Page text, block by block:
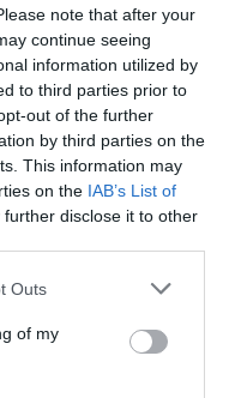
note that after your
continue seeing
information utilized by
to third parties prior to
out of the further
by third parties on the
This information may
on the IAB’s List of
further disclose it to other
Outs
of my
legal de
la misma
las personas
así como la
efectuadas
de ellos".
como nos quieren
y desde la